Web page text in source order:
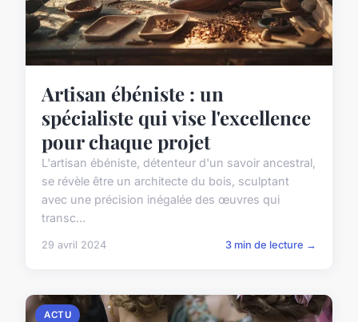
Artisan ébéniste : un
spécialiste qui vise l'excellence
pour chaque projet
L'artisan ébéniste, détenteur d'un savoir ancestral,
se révèle être un architecte du bois, sculptant
avec une précision inégalée des œuvres qui
transc...
29 avril 2024 3 min de lecture →
ACTU